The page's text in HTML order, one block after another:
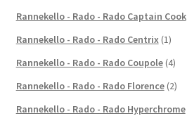
Rannekello - Rado - Rado Captain Cook
Rannekello - Rado - Rado Centrix (1)
Rannekello - Rado - Rado Coupole (4)
Rannekello - Rado - Rado Florence (2)
Rannekello - Rado - Rado Hyperchrome